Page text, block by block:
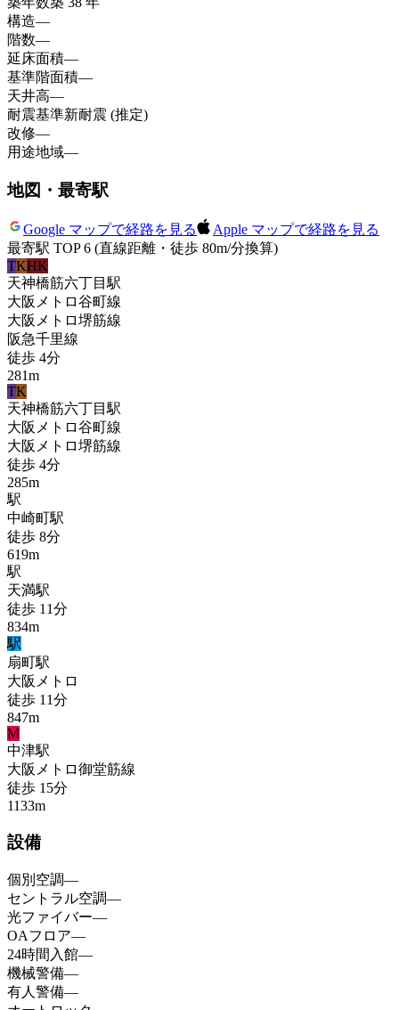
構造—
階数—
延床面積—
基準階面積—
天井高—
耐震基準新耐震 (推定)
改修—
用途地域—
地図・最寄駅
Google マップで経路を見る
Apple マップで経路を見る
最寄駅 TOP 6 (直線距離・徒歩 80m/分換算)
TKHK
天神橋筋六丁目 駅
大阪メトロ谷町線
大阪メトロ堺筋線
阪急千里線
徒歩 4分
281m
TK
天神橋筋六丁目 駅
大阪メトロ谷町線
大阪メトロ堺筋線
徒歩 4分
285m
駅
中崎町駅
徒歩 8分
619m
駅
天満駅
徒歩 11分
834m
駅
扇町駅
大阪メトロ
徒歩 11分
847m
M
中津駅
大阪メトロ御堂筋線
徒歩 15分
1133m
設備
個別空調—
セントラル空調—
光ファイバー—
OAフロア—
24時間入館—
機械警備—
有人警備—